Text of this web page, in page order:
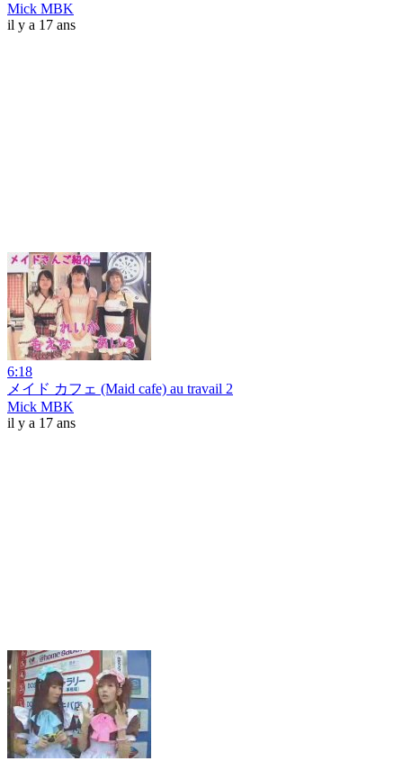
Mick MBK
il y a 17 ans
6:18
メイド カフェ (Maid cafe) au travail 2
Mick MBK
il y a 17 ans